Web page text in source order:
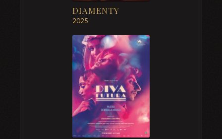
DIAMENTY
2025